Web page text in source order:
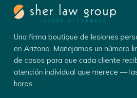
Una firma boutique de lesiones
en Arizona. Manejamos un número
de casos para que cada cliente
atención individual que merece —
horas.